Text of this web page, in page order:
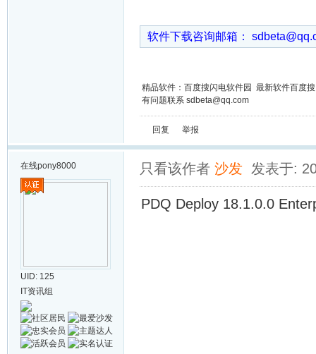
软件下载咨询邮箱：
精品软件：百度搜闪电软件园 最新软件百度
有问题联系 sdbeta@qq.com
回复 举报
在线pony8000
UID: 125
IT资讯组
只看该作者 沙发 发表于:
PDQ Deploy 18.1.0.0